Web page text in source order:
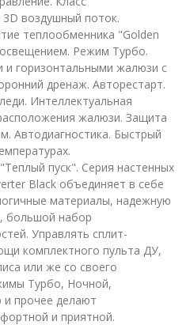
воздушный поток.
теплообменника "Golden
Режим Турбо.
и горизонтальными жалюзи с
дренаж. Авторестарт.
Интеллектуальная
жалюзи. Защита
Автодиагностика. Быстрый
пуск". Серия настенных
Black объединяет в себе
материалы, надежную
большой набор
Управлять сплит-
комплектного пульта ДУ,
или же со своего
Турбо, Ночной,
и прочее делают
и приятной.